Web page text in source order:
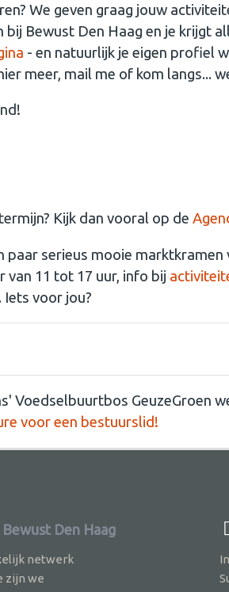
We geven graag jouw
bij Bewust Den Haag en je krijgt
- en natuurlijk je eigen profiel
meer, mail me of kom langs...
Kijk dan vooral op de
paar serieus mooie
van 11 tot 17 uur, info bij
. Iets voor jou?
Voedselbuurtbos GeuzeGroen
voor een bestuurslid!
Bewust Den Haag
netwerk
zijn we